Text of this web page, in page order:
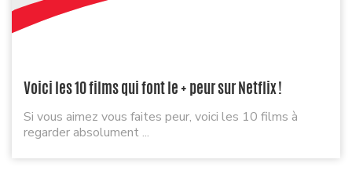
Voici les 10 films qui font le + peur sur Netflix !
Si vous aimez vous faites peur, voici les 10 films à
regarder absolument ...